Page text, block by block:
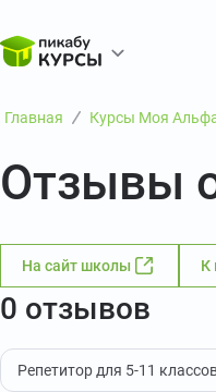
Главная Курсы Моя
Отзывы
На сайт школы К
0 отзывов
Репетитор для 5-11